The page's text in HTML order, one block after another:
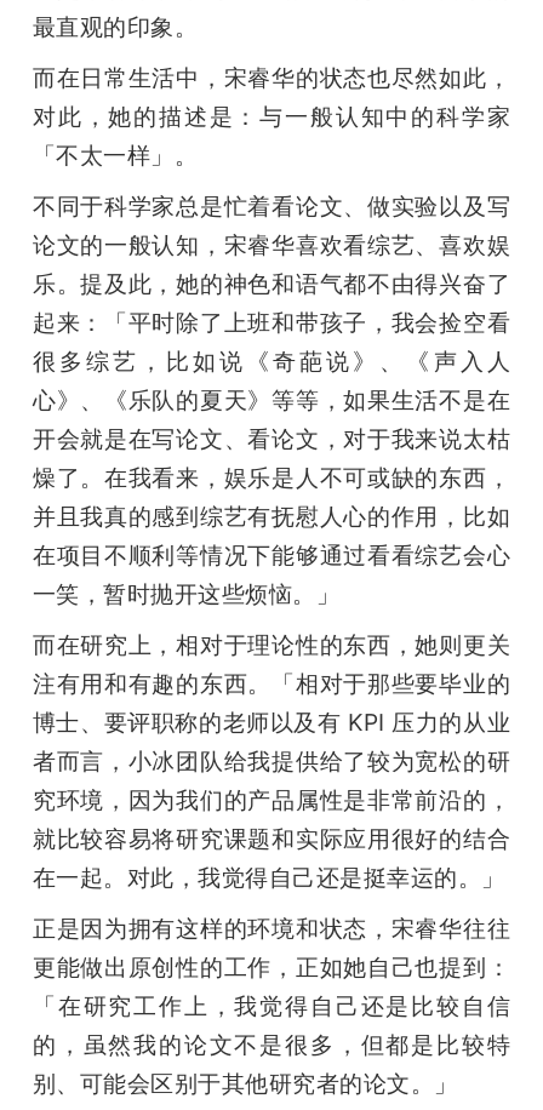
最直观的印象。
而在日常生活中，宋睿华的状态也尽然如此，
对此，她的描述是：与一般认知中的科学家
「不太一样」。
不同于科学家总是忙着看论文、做实验以及写
论文的一般认知，宋睿华喜欢看综艺、喜欢娱
乐。提及此，她的神色和语气都不由得兴奋了
起来：「平时除了上班和带孩子，我会捡空看
很多综艺，比如说《奇葩说》、《声入人
心》、《乐队的夏天》等等，如果生活不是在
开会就是在写论文、看论文，对于我来说太枯
燥了。在我看来，娱乐是人不可或缺的东西，
并且我真的感到综艺有抚慰人心的作用，比如
在项目不顺利等情况下能够通过看看综艺会心
一笑，暂时抛开这些烦恼。」
而在研究上，相对于理论性的东西，她则更关
注有用和有趣的东西。「相对于那些要毕业的
博士、要评职称的老师以及有 KPI 压力的从业
者而言，小冰团队给我提供给了较为宽松的研
究环境，因为我们的产品属性是非常前沿的，
就比较容易将研究课题和实际应用很好的结合
在一起。对此，我觉得自己还是挺幸运的。」
正是因为拥有这样的环境和状态，宋睿华往往
更能做出原创性的工作，正如她自己也提到：
「在研究工作上，我觉得自己还是比较自信
的，虽然我的论文不是很多，但都是比较特
别、可能会区别于其他研究者的论文。」